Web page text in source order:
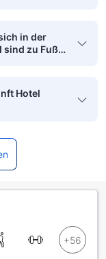
in der
sind zu Fuß
Hotel